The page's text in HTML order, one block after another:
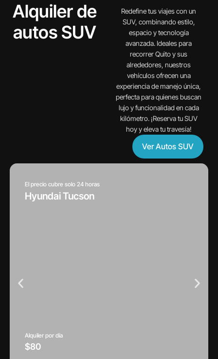
Alquiler de
autos SUV
Redefine tus viajes con un
SUV, combinando estilo,
espacio y tecnología
avanzada. Ideales para
recorrer Quito y sus
alrededores, nuestros
vehículos ofrecen una
experiencia de manejo única,
perfecta para quienes buscan
lujo y funcionalidad en cada
kilómetro. ¡Reserva tu SUV
hoy y eleva tu travesía!
Ver Autos SUV
El precio cubre solo 24 horas
Hyundai Tucson
Alquiler por día
$80